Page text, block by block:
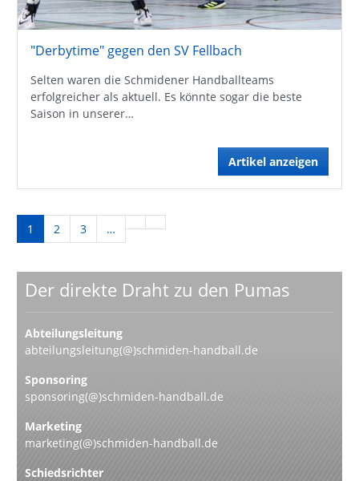
"Derbytime" gegen den SV Fellbach
Selten waren die Schmidener Handballteams
erfolgreicher als aktuell. Es könnte sogar die beste
Saison in unserer…
Artikel anzeigen
1 2 3 …
Der direkte Draht zu den Pumas
Abteilungsleitung
abteilungsleitung(@)schmiden-handball.de
Sponsoring
sponsoring(@)schmiden-handball.de
Marketing
marketing(@)schmiden-handball.de
Schiedsrichter